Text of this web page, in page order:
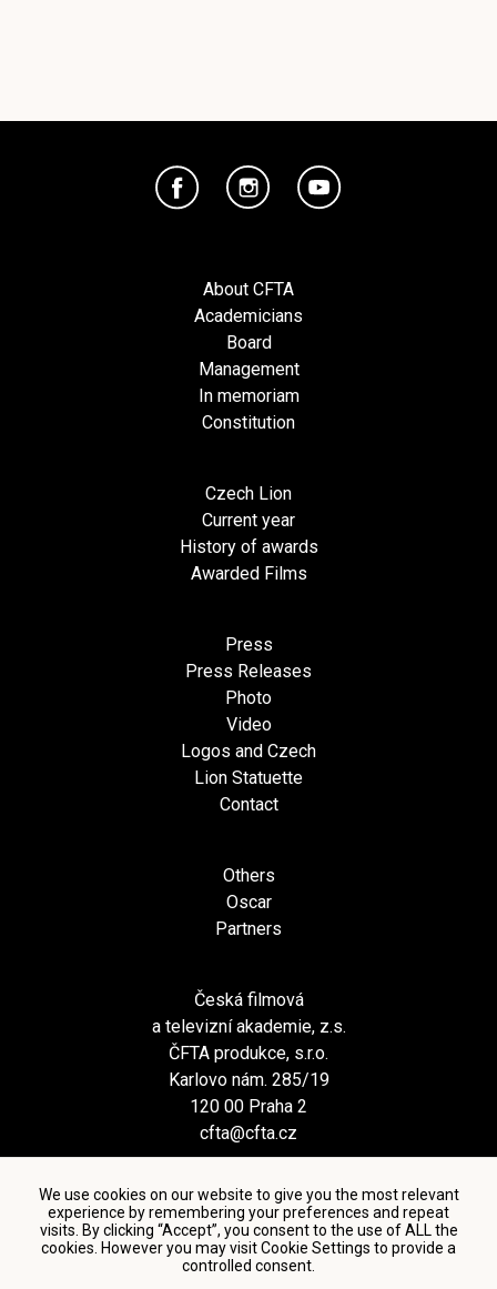
We use cookies on our website to give you the most relevant
experience by remembering your preferences and repeat
visits. By clicking “Accept”, you consent to the use of ALL the
cookies. However you may visit Cookie Settings to provide a
controlled consent.
About CFTA
Academicians
Board
Management
In memoriam
Constitution
Czech Lion
Current year
History of awards
Awarded Films
Press
Press Releases
Photo
Video
Logos and Czech
Lion Statuette
Contact
Others
Oscar
Partners
Česká filmová
a televizní akademie, z.s.
ČFTA produkce, s.r.o.
Karlovo nám. 285/19
120 00 Praha 2
cfta@cfta.cz
Terms and conditions of using personal data and privacy